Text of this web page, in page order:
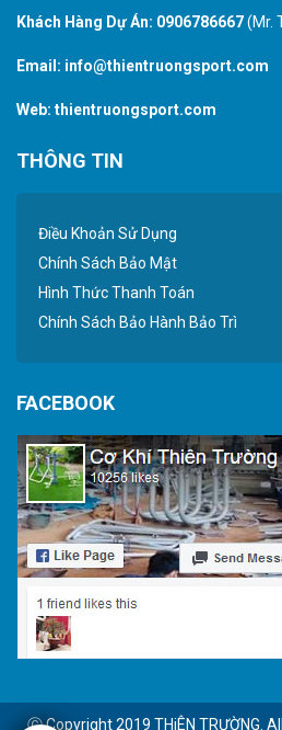
Khách Hàng Dự Án: 0906786667(Mr.
Email: info@thientruongsport.com
Web: thientruongsport.com
THÔNG TIN
Điều Khoản Sử Dụng
Chính Sách Bảo Mật
Hình Thức Thanh Toán
Chính Sách Bảo Hành Bảo Trì
FACEBOOK
Ⓒ Copyright 2019 THiÊN TRƯỜNG.